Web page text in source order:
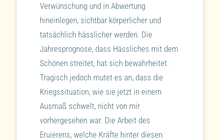
Verwünschung und in Abwertung
hineinlegen, sichtbar körperlicher und
tatsächlich hässlicher werden. Die
Jahresprognose, dass Hässliches mit dem
Schönen streitet, hat sich bewahrheitet.
Tragisch jedoch mutet es an, dass die
Kriegssituation, wie sie jetzt in einem
Ausmaß schwelt, nicht von mir
vorhergesehen war. Die Arbeit des
Eruierens, welche Kräfte hinter diesen